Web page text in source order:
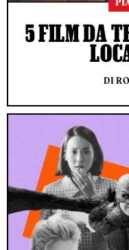
5 FILM DA
DI